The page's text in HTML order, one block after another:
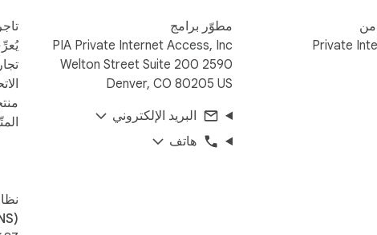
our low price. Private Internet Access only costs $3.33 per
Private
مطوّر برامج
PIA Private Internet Access, Inc
2590 Welton Street Suite 200
Denver, CO 80205 US
البريد الإلكتروني
هاتف
تاجر
(DUNS)